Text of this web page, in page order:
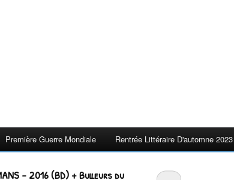
Première Guerre Mondiale Rentrée Littéraire D'automne 2023
- 2016 (BD) + Bulleurs du